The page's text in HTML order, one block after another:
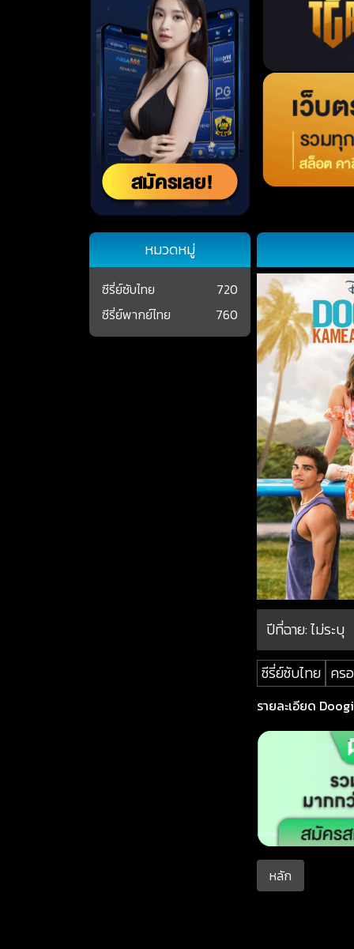
ปีที่ฉาย:ไม่ระบุ
ซีรี่ย์ซับไทย คร
รายละเอียด
หลัก
หมวดหมู่
ซีรี่ย์ซับไทย
720
ซีรี่ย์พากย์ไทย
760